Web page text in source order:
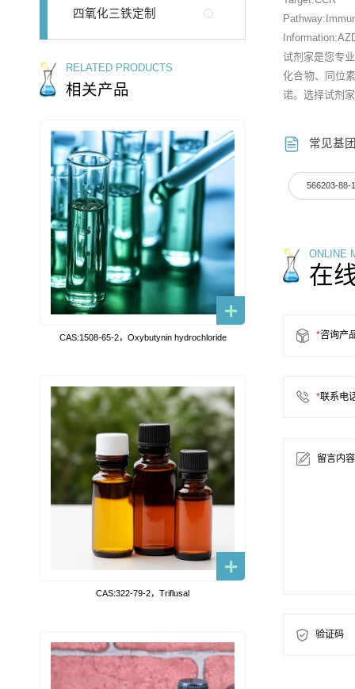
四氧化三铁定制
RELATED PRODUCTS
相关产品
CAS:1508-65-2，Oxybutynin hydrochloride
CAS:322-79-2，Triflusal
试剂家是您专
化合物、同位
诺。选择试剂
常见基
566203-88-
ONLINE
在
*咨询产
*联系电
留言内容
验证码